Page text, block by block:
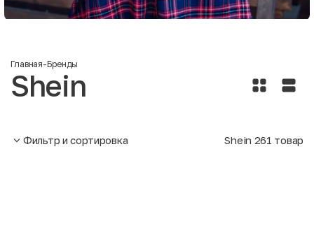
Главная-Бренды
Shein
Фильтр и сортировка Shein 261 товар